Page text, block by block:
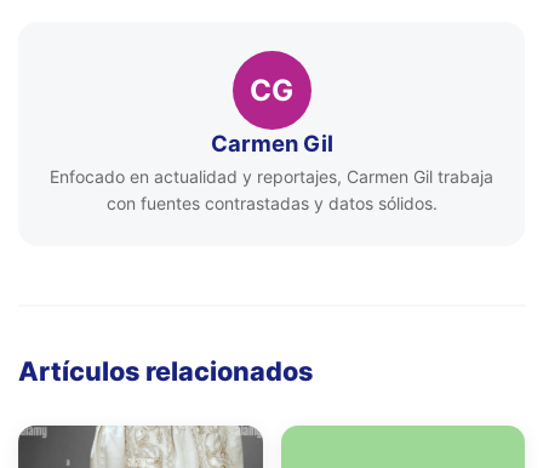
CG
Carmen Gil
Enfocado en actualidad y reportajes, Carmen Gil trabaja
con fuentes contrastadas y datos sólidos.
Artículos relacionados